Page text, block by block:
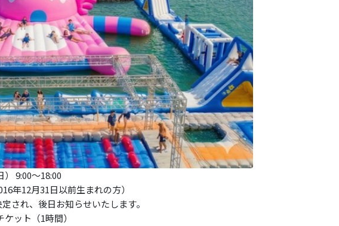
9:00～18:00
年12月31日以前生まれの方）
され、後日お知らせいたします。
ット（1時間）